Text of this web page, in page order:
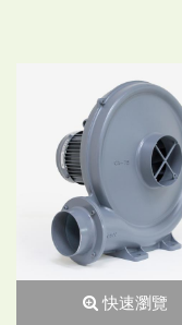
快速瀏覽